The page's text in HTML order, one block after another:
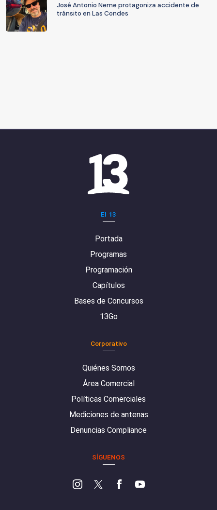
José Antonio Neme protagoniza accidente de
tránsito en Las Condes
El 13
Portada
Programas
Programación
Capítulos
Bases de Concursos
13Go
Corporativo
Quiénes Somos
Área Comercial
Políticas Comerciales
Mediciones de antenas
Denuncias Compliance
SÍGUENOS